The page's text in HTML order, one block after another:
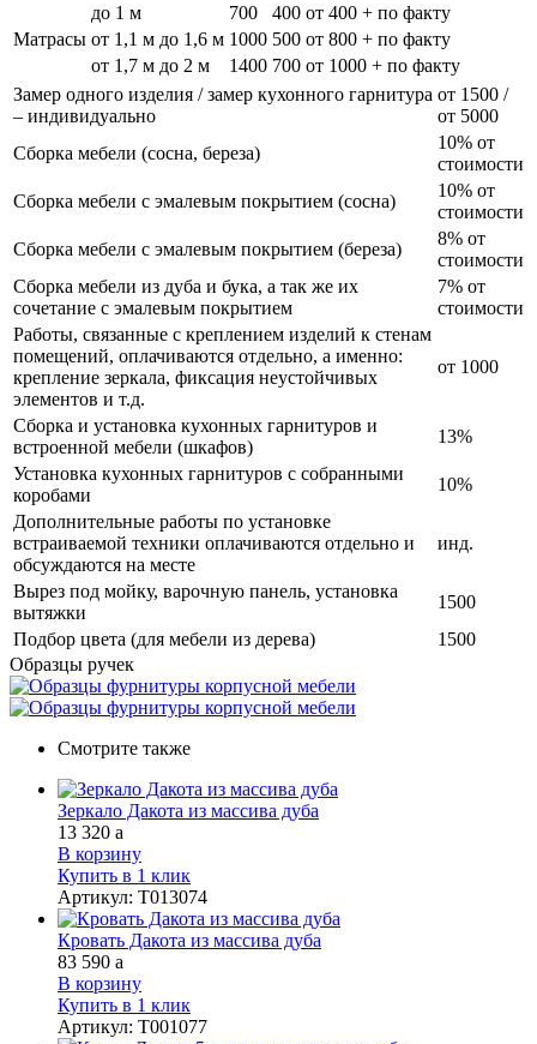
Матрасы
до 1 м 700 400 от 400 + по факту
от 1,1 м до 1,6 м 1000 500 от 800 + по факту
от 1,7 м до 2 м
1400 700 от 1000 + по факту
Замер одного изделия / замер кухонного гарнитура
– индивидуально
от 1500 /
от 5000
Сборка мебели (сосна, береза)
10% от
стоимости
Сборка мебели с эмалевым покрытием (сосна)
10% от
стоимости
Сборка мебели с эмалевым покрытием (береза)
8% от
стоимости
Сборка мебели из дуба и бука, а так же их
сочетание с эмалевым покрытием
7% от
стоимости
Работы, связанные с креплением изделий к стенам
помещений, оплачиваются отдельно, а именно:
крепление зеркала, фиксация неустойчивых
элементов и т.д.
от 1000
Сборка и установка кухонных гарнитуров и
встроенной мебели (шкафов)
13%
Установка кухонных гарнитуров с собранными
коробами
10%
Дополнительные работы по установке
встраиваемой техники оплачиваются отдельно и
обсуждаются на месте
инд.
Вырез под мойку, варочную панель, установка
вытяжки
1500
Подбор цвета (для мебели из дерева)
1500
Образцы ручек
Смотрите также
Зеркало Дакота из массива дуба
13 320 a
В корзину
Купить в 1 клик
Артикул: Т013074
Кровать Дакота из массива дуба
83 590 a
В корзину
Купить в 1 клик
Артикул: Т001077